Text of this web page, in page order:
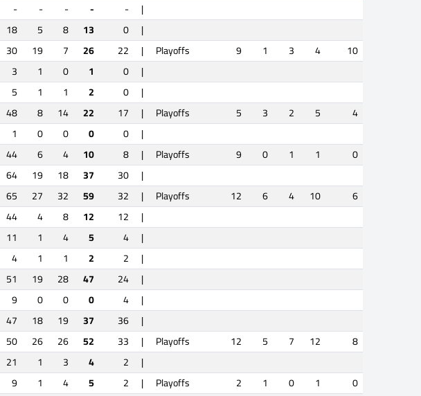
- - - - -
|
18 5 8 13 0
|
30 19 7 26 22 | Playoffs 9 1 3 4
10
3 1 0 1 0
|
5 1 1 2 0
|
48 8 14 22 17 | Playoffs 5 3 2 5
4
1 0 0 0 0
|
44 6 4 10 8 | Playoffs 9 0 1 1
0
64 19 18 37 30
|
65 27 32 59 32 | Playoffs 12 6 4 10
6
44 4 8 12 12
|
11 1 4 5 4
|
4 1 1 2 2
|
51 19 28 47 24
|
9 0 0 0 4
|
47 18 19 37 36
|
50 26 26 52 33 | Playoffs 12 5 7 12
8
21 1 3 4 2
|
9 1 4 5 2 | Playoffs 2 1 0 1
0